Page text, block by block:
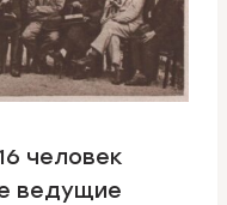
человек
ведущие